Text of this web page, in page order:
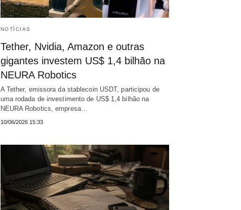
NOTÍCIAS
Tether, Nvidia, Amazon e outras
gigantes investem US$ 1,4 bilhão na
NEURA Robotics
A Tether, emissora da stablecoin USDT, participou de
uma rodada de investimento de US$ 1,4 bilhão na
NEURA Robotics, empresa…
10/06/2026 15:33